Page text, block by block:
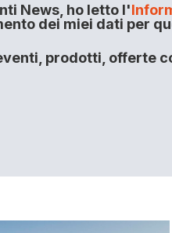
News, ho letto l'
dei miei dati per
prodotti, offerte